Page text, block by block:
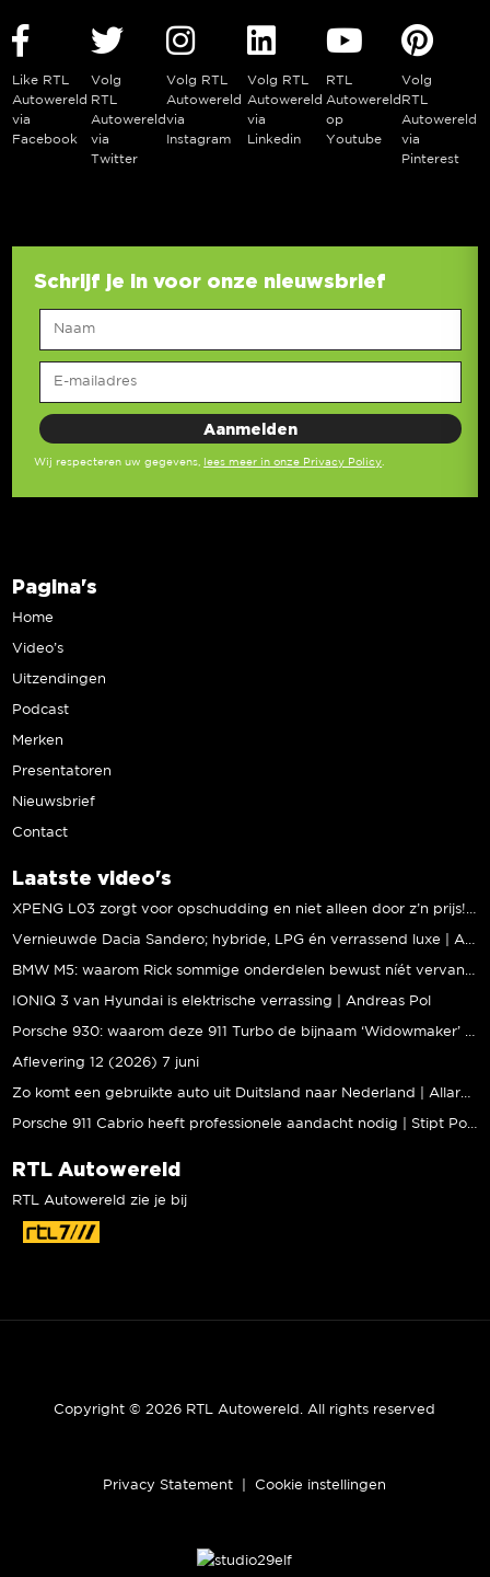
Like RTL
Autowereld
via
Facebook
Volg
RTL
Autowereld
via
Twitter
Volg RTL
Autowereld
via
Instagram
Volg RTL
Autowereld
via
Linkedin
RTL
Autowereld
op
Youtube
Volg
RTL
Autowereld
via
Pinterest
Schrijf je in voor onze nieuwsbrief
Wij respecteren uw gegevens, lees meer in onze Privacy Policy
Pagina's
Home
Video’s
Uitzendingen
Podcast
Merken
Presentatoren
Nieuwsbrief
Contact
Laatste video's
IONIQ 3 van Hyundai is elektrische verrassing | Andreas Pol
Aflevering 12 (2026) 7 juni
RTL Autowereld
RTL Autowereld zie je bij
Copyright © 2026 RTL Autowereld. All rights reserved
Privacy Statement Cookie instellingen